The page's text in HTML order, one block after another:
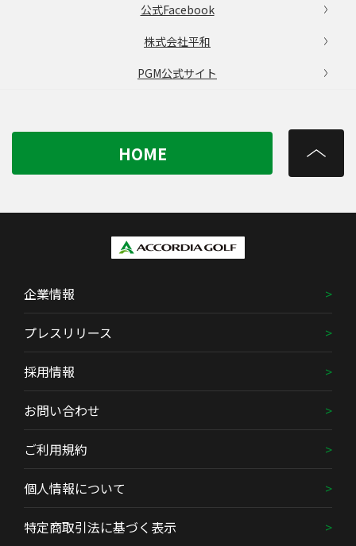
公式Facebook
株式会社平和
PGM公式サイト
HOME
企業情報
プレスリリース
採用情報
お問い合わせ
ご利用規約
個人情報について
特定商取引法に基づく表示